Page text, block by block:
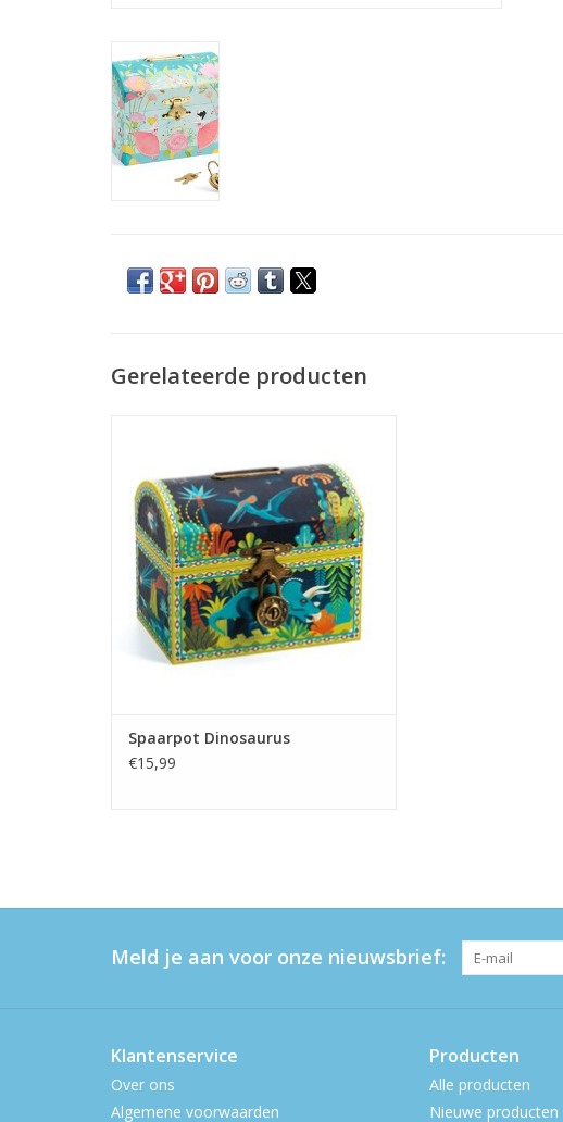
Gerelateerde producten
TOEVOEGEN AAN WINKELWAGEN
Spaarpot Dinosaurus
€15,99
Meld je aan voor onze nieuwsbrief:
Klantenservice
Over ons
Algemene voorwaarden
Producten
Alle producten
Nieuwe producten